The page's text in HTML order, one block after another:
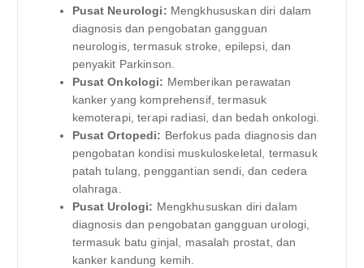
Pusat Neurologi: Mengkhususkan diri dalam
diagnosis dan pengobatan gangguan
neurologis, termasuk stroke, epilepsi, dan
penyakit Parkinson.
Pusat Onkologi: Memberikan perawatan
kanker yang komprehensif, termasuk
kemoterapi, terapi radiasi, dan bedah onkologi.
Pusat Ortopedi: Berfokus pada diagnosis dan
pengobatan kondisi muskuloskeletal, termasuk
patah tulang, penggantian sendi, dan cedera
olahraga.
Pusat Urologi: Mengkhususkan diri dalam
diagnosis dan pengobatan gangguan urologi,
termasuk batu ginjal, masalah prostat, dan
kanker kandung kemih.